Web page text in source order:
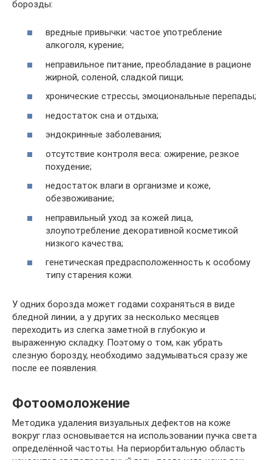
борозды:
вредные привычки: частое употребление
алкоголя, курение;
неправильное питание, преобладание в рационе
жирной, соленой, сладкой пищи;
хронические стрессы, эмоциональные перепады;
недостаток сна и отдыха;
эндокринные заболевания;
отсутствие контроля веса: ожирение, резкое
похудение;
недостаток влаги в организме и коже,
обезвоживание;
неправильный уход за кожей лица,
злоупотребление декоративной косметикой
низкого качества;
генетическая предрасположенность к особому
типу старения кожи.
У одних борозда может годами сохраняться в виде
бледной линии, а у других за несколько месяцев
переходить из слегка заметной в глубокую и
выраженную складку. Поэтому о том, как убрать
слезную борозду, необходимо задумываться сразу же
после ее появления.
Фотоомоложение
Методика удаления визуальных дефектов на коже
вокруг глаз основывается на использовании пучка света
определённой частоты. На периорбитальную область